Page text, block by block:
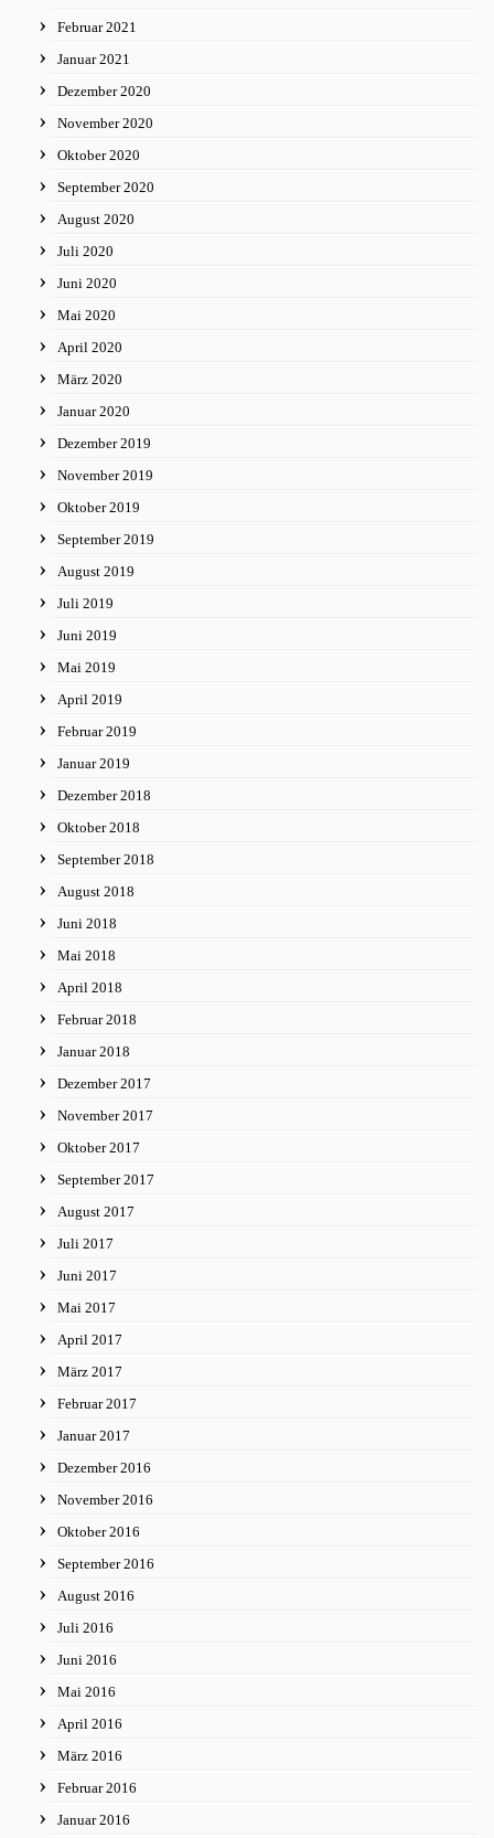
Februar 2021
Januar 2021
Dezember 2020
November 2020
Oktober 2020
September 2020
August 2020
Juli 2020
Juni 2020
Mai 2020
April 2020
März 2020
Januar 2020
Dezember 2019
November 2019
Oktober 2019
September 2019
August 2019
Juli 2019
Juni 2019
Mai 2019
April 2019
Februar 2019
Januar 2019
Dezember 2018
Oktober 2018
September 2018
August 2018
Juni 2018
Mai 2018
April 2018
Februar 2018
Januar 2018
Dezember 2017
November 2017
Oktober 2017
September 2017
August 2017
Juli 2017
Juni 2017
Mai 2017
April 2017
März 2017
Februar 2017
Januar 2017
Dezember 2016
November 2016
Oktober 2016
September 2016
August 2016
Juli 2016
Juni 2016
Mai 2016
April 2016
März 2016
Februar 2016
Januar 2016